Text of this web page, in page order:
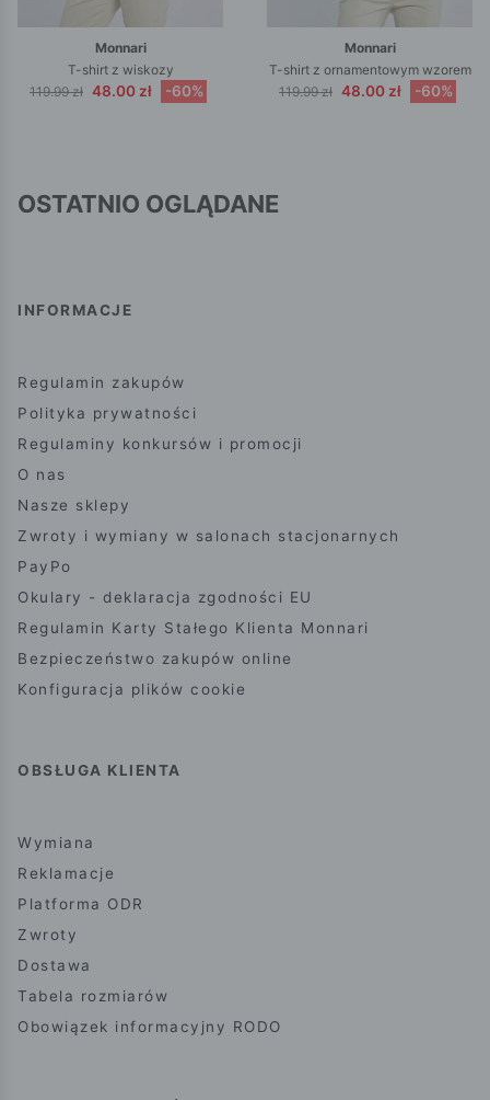
Monnari
T-shirt z wiskozy
119.99 zł 48.00 zł -60%
Monnari
T-shirt z ornamentowym wzorem
119.99 zł 48.00 zł -60%
OSTATNIO OGLĄDANE
INFORMACJE
Regulamin zakupów
Polityka prywatności
Regulaminy konkursów i promocji
O nas
Nasze sklepy
Zwroty i wymiany w salonach stacjonarnych
PayPo
Okulary - deklaracja zgodności EU
Regulamin Karty Stałego Klienta Monnari
Bezpieczeństwo zakupów online
Konfiguracja plików cookie
OBSŁUGA KLIENTA
Wymiana
Reklamacje
Platforma ODR
Zwroty
Dostawa
Tabela rozmiarów
Obowiązek informacyjny RODO